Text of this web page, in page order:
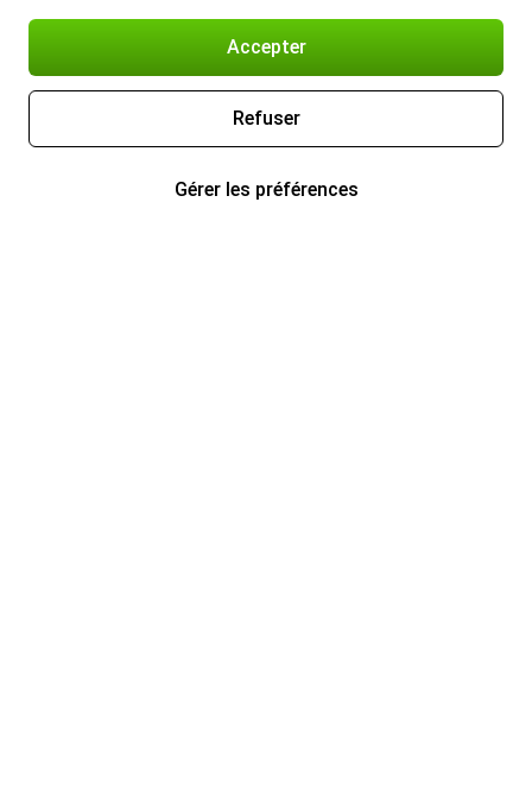
Accepter
Refuser
Gérer les préférences